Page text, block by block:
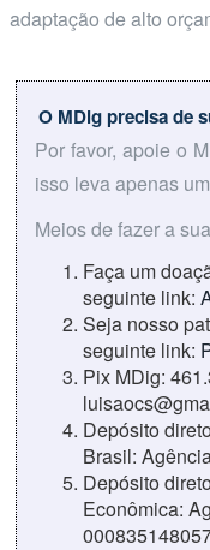
adaptação de alto
O MDig precisa de
Por favor, apoie o
isso leva apenas
Meios de fazer a
Faça um
seguinte link:
Seja nosso
seguinte link:
Pix MDig:
Depósito
Brasil:
Depósito
Econômica: